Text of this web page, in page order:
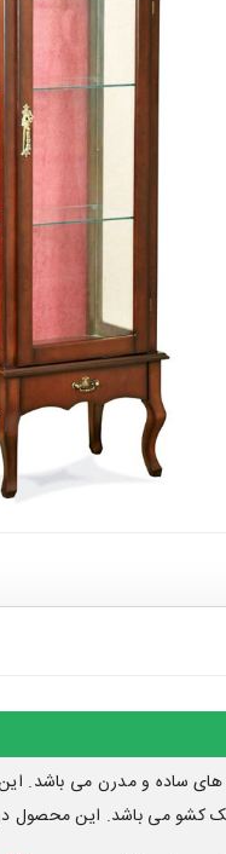
های ساده و مدرن می باشد.
کشو می باشد. این محصول